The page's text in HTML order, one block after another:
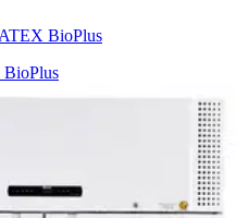
BioPlus
BioPlus